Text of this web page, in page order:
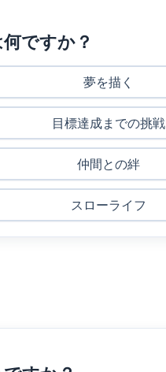
ですか？
夢を描く
目標達成までの挑戦
仲間との絆
スローライフ